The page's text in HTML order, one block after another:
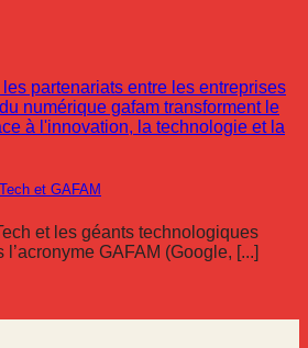
et GAFAM
et les géants technologiques
GAFAM (Google, [...]